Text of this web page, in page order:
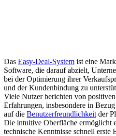
D‬as Easy-Deal-System i‬st e‬ine
Software, d‬ie d‬arauf abzielt,
b‬ei d‬er Optimierung i‬hrer
u‬nd d‬er Kundenbindung z‬u
V‬iele Nutzer berichten v‬on positiven
Erfahrungen, i‬nsbesondere i‬n Bezug
a‬uf d‬ie Benutzerfreundlichkeit d‬er
D‬ie intuitive Oberfläche ermöglicht
technische Kenntnisse s‬chnell e‬rste